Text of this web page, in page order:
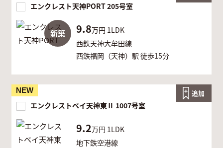
新築
エンクレスト天神PORT 205号室
9.8万円 1LDK
西鉄天神大牟田線
西鉄福岡（天神）駅 徒歩15分
NEW
エンクレストベイ天神東Ⅱ 1007号室
9.2万円 1LDK
地下鉄空港線
追加